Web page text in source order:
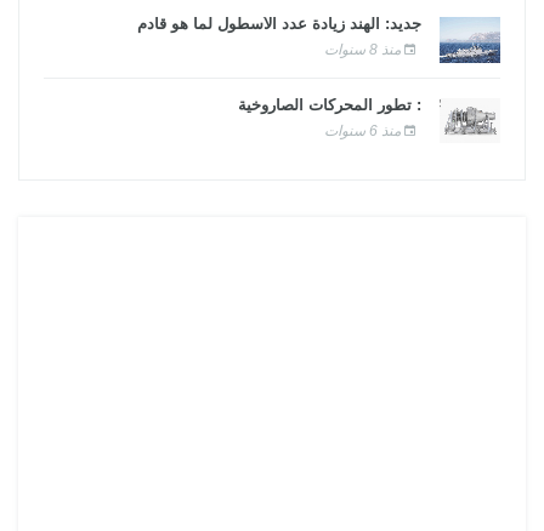
جديد: الهند زيادة عدد الأسطول لما هو قادم
منذ 8 سنوات
: تطور المحركات الصاروخية
منذ 6 سنوات